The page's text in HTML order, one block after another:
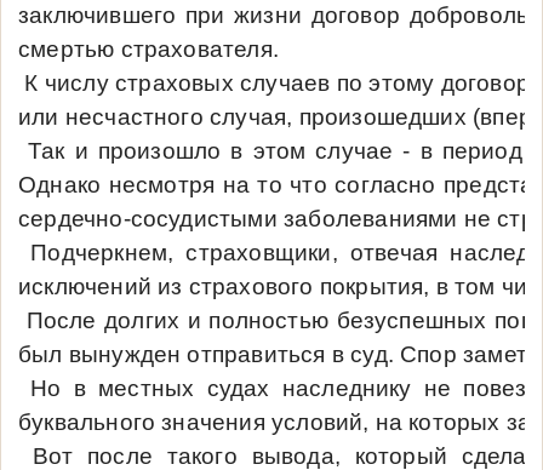
заключившего при жизни договор
смертью страхователя.
К числу страховых случаев по этому
или несчастного случая, произошедших
Так и произошло в этом случае - в период
Однако несмотря на то что согласно
сердечно-сосудистыми заболеваниями не
Подчеркнем, страховщики, отвечая
исключений из страхового покрытия, в том
После долгих и полностью безуспешных
был вынужден отправиться в суд. Спор
Но в местных судах наследнику не
буквального значения условий, на которых
Вот после такого вывода, который